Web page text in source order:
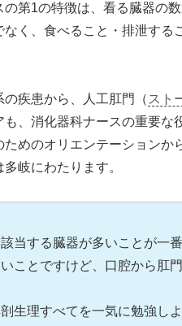
第1の特徴は、看る臓器の数
なく、食べること・排泄す
の疾患から、人工肛門（ スト
、消化器科ナースの重要な
ためのオリエンテーションか
岐にわたります。
当する臓器が多いことが一
ことですけど、口腔から肛
生理すべてを一気に勉強し